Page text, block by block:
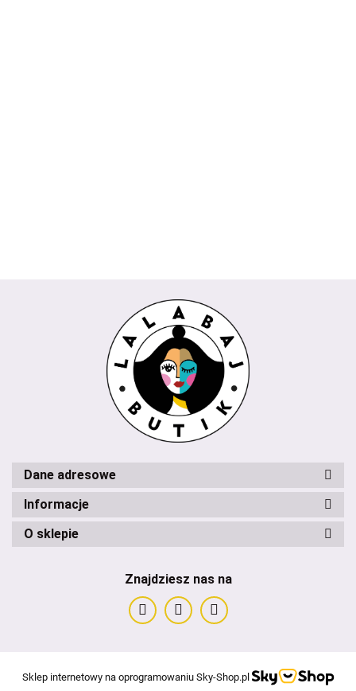
Dane adresowe
Informacje
O sklepie
Znajdziesz nas na
Sklep internetowy na oprogramowaniu Sky-Shop.pl